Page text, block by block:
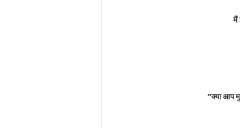
मैं
“क्या आप